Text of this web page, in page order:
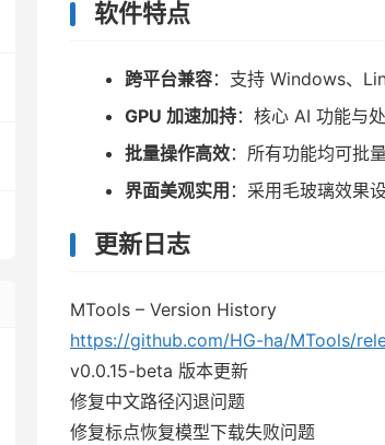
软件特点
跨平台兼容：支持 Windows、
GPU 加速加持：核心 AI 功能与
批量操作高效：所有功能均可批
界面美观实用 ：采用毛玻璃效果
更新日志
MTools – Version History
https://github.com/HG-ha/MTools/
v0.0.15-beta 版本更新
修复中文路径闪退问题
修复标点恢复模型下载失败问题